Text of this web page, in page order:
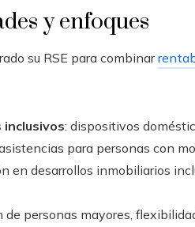
y enfoques
su RSE para combinar
: dispositivos
para personas con
en desarrollos inmobiliarios
de personas mayores,